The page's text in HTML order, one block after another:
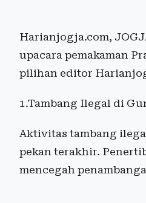
Harianjogja.com,
upacara pemakaman
pilihan editor
1.Tambang Ilegal di
Aktivitas tambang
pekan terakhir.
mencegah